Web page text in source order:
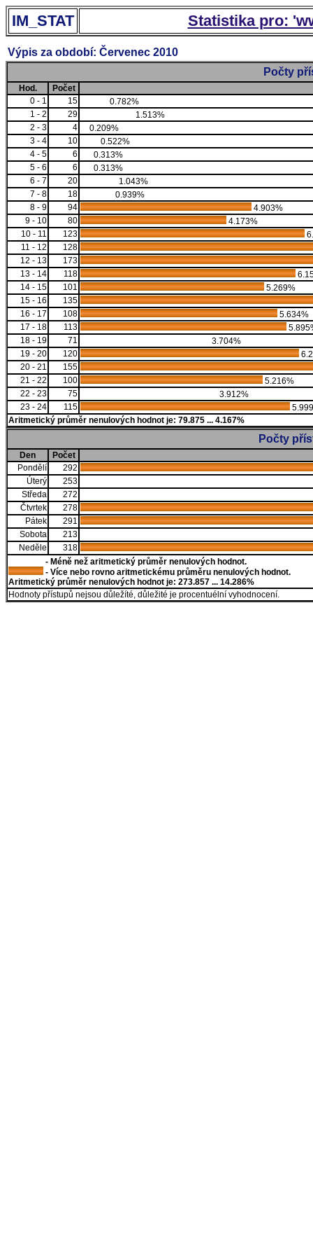
IM_STAT Statistika pro:
Výpis za období: Červenec 2010
Počty
Hod.
Počet
0 - 1
15
0.782%
1 - 2
29
1.513%
2 - 3
4
0.209%
3 - 4
10
0.522%
4 - 5
6
0.313%
5 - 6
6
0.313%
6 - 7
20
1.043%
7 - 8
18
0.939%
8 - 9
94
4.903%
9 - 10
80
4.173%
10 - 11
123
11 - 12
128
12 - 13
173
13 - 14
118
14 - 15
101
5.269%
15 - 16
135
16 - 17
108
5.634%
17 - 18
113
18 - 19
71
3.704%
19 - 20
120
20 - 21
155
21 - 22
100
5.216%
22 - 23
75
3.912%
23 - 24
115
Aritmetický průměr nenulových hodnot je: 79.875 ... 4.167%
Počty
Den
Počet
Pondělí
292
Úterý
253
Středa
272
Čtvrtek
278
Pátek
291
Sobota
213
Neděle
318
- Méně než aritmetický průměr nenulových hodnot.
- Více nebo rovno aritmetickému průměru nenulových hodnot.
Aritmetický průměr nenulových hodnot je: 273.857 ... 14.286%
Hodnoty přístupů nejsou důležíté, důležité je procentuélní vyhodnocení.